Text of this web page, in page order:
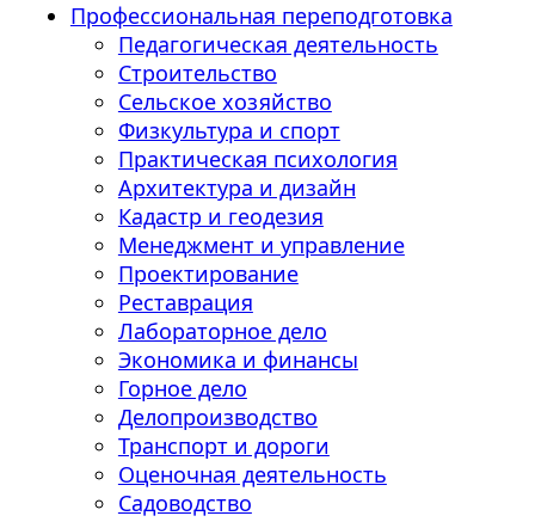
Профессиональная переподготовка
Педагогическая деятельность
Строительство
Сельское хозяйство
Физкультура и спорт
Практическая психология
Архитектура и дизайн
Кадастр и геодезия
Менеджмент и управление
Проектирование
Реставрация
Лабораторное дело
Экономика и финансы
Горное дело
Делопроизводство
Транспорт и дороги
Оценочная деятельность
Садоводство